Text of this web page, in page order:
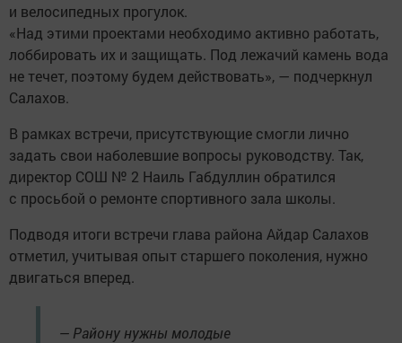
и велосипедных прогулок.
«Над этими проектами необходимо активно работать,
лоббировать их и защищать. Под лежачий камень вода
не течет, поэтому будем действовать», — подчеркнул
Салахов.
В рамках встречи, присутствующие смогли лично
задать свои наболевшие вопросы руководству. Так,
директор СОШ № 2 Наиль Габдуллин обратился
с просьбой о ремонте спортивного зала школы.
Подводя итоги встречи глава района Айдар Салахов
отметил, учитывая опыт старшего поколения, нужно
двигаться вперед.
— Району нужны молодые